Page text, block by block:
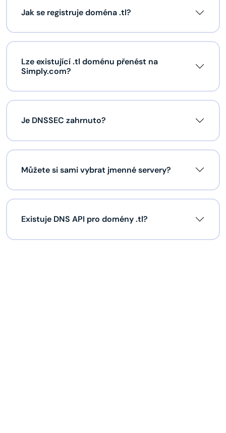
Jak se registruje doména .tl?
Lze existující .tl doménu přenést na
Simply.com?
Je DNSSEC zahrnuto?
Můžete si sami vybrat jmenné servery?
Existuje DNS API pro domény .tl?